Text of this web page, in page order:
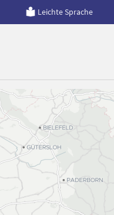
Leichte Sprache